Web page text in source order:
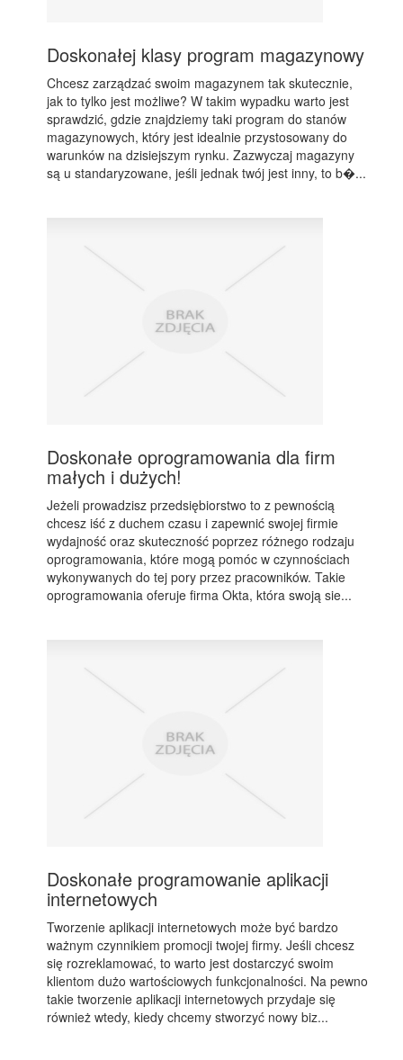
Doskonałej klasy program magazynowy
Chcesz zarządzać swoim magazynem tak skutecznie,
jak to tylko jest możliwe? W takim wypadku warto jest
sprawdzić, gdzie znajdziemy taki program do stanów
magazynowych, który jest idealnie przystosowany do
warunków na dzisiejszym rynku. Zazwyczaj magazyny
są u standaryzowane, jeśli jednak twój jest inny, to b�...
Doskonałe oprogramowania dla firm
małych i dużych!
Jeżeli prowadzisz przedsiębiorstwo to z pewnością
chcesz iść z duchem czasu i zapewnić swojej firmie
wydajność oraz skuteczność poprzez różnego rodzaju
oprogramowania, które mogą pomóc w czynnościach
wykonywanych do tej pory przez pracowników. Takie
oprogramowania oferuje firma Okta, która swoją sie...
Doskonałe programowanie aplikacji
internetowych
Tworzenie aplikacji internetowych może być bardzo
ważnym czynnikiem promocji twojej firmy. Jeśli chcesz
się rozreklamować, to warto jest dostarczyć swoim
klientom dużo wartościowych funkcjonalności. Na pewno
takie tworzenie aplikacji internetowych przydaje się
również wtedy, kiedy chcemy stworzyć nowy biz...